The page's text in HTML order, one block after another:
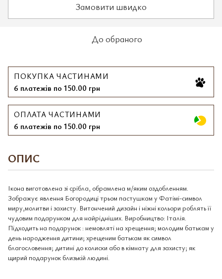
Замовити швидко
До обраного
ПОКУПКА ЧАСТИНАМИ
6 платежів по 150.00 грн
ОПЛАТА ЧАСТИНАМИ
6 платежів по 150.00 грн
ОПИС
Ікона виготовлена зі срібла, обрамлена м/яким оздобленням.
Зображує явлення Богородиці трьом пастушкам у Фатімі-символ
миру,молитви і захисту. Витончений дизайн і ніжні кольори роблять її
чудовим подарунком для найрідніших. Виробництво: Італія.
Підходить на подарунок : немовляті на хрещення; молодим батькам у
день народження дитини; хрещеним батькам як символ
благословення; дитині до колиски або в кімнату для захисту; як
щирий подарунок близькій людині.